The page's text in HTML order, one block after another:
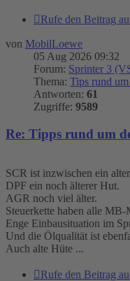
Rufe den Beitrag
von MobilLoewe
05 Aug 2026 09:32
Forum: Sprinter 3
Thema: Tips rund
Antworten: 61
Zugriffe: 9589
Re: Tipps rund um
SCR ist inzwischen ein
DPF ein noch älterer Hut.
AGR noch viel älter.
Steuerkette haben alle
Enge Einbausituation im
Und die Ölqualität ist
Auch alte Hüte ...
Rufe den Beitrag